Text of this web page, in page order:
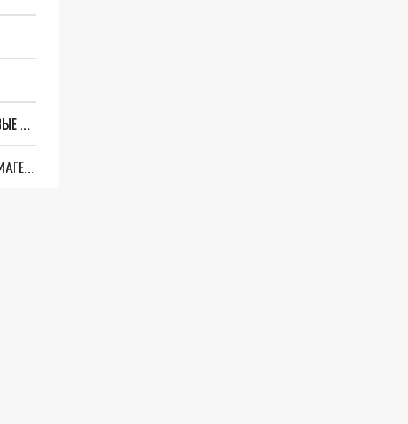
"ОЧЕНЬ ПЛОХИЕ НОВОСТИ": БОЛЬШАЯ ОШИБКА PALANTIR В РОССИИ. СТРАНЫ НАТО ВПЕРВЫЕ ЗА СВО ОСТАНОВИЛИ ПОСТАВКИ ОРУЖИЯ. ВСУ ТЕРЯЮТ ПРИГРАНИЧЬЕ?
ТРИ ГЛАВНЫХ ИНСАЙДА ОБ СВО. ОТМЕНА МОБИЛИЗАЦИИ И ВОЗВРАЩЕНИЕ "ГЕНЕРАЛА АРМАГЕДДОНА"? ОТЛИЧНЫЕ НОВОСТИ, КОТОРЫЕ ЖДАЛИ ВСЕ